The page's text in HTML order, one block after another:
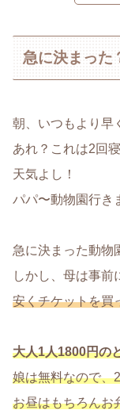
急に決まった
朝、いつもより早
あれ？これは2回
天気よし！
パパ〜動物園行き
急に決まった動物
しかし、母は事前
安くチケットを買
大人1人1800円の
娘は無料なので、
お昼はもちろんお